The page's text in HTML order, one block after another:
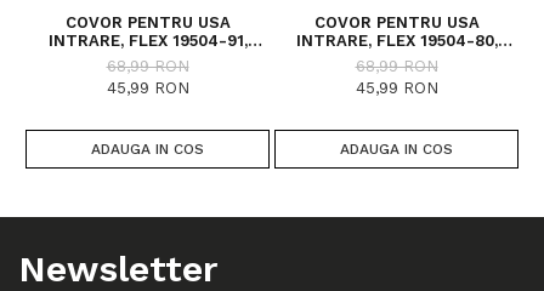
COVOR PENTRU USA
INTRARE, FLEX 19504-91,
ANTIDERAPANT, MARO, 50X80
CM
68,99 RON
45,99 RON
ADAUGA IN COS
COVOR PENTRU USA
INTRARE, FLEX 19504-80,
ANTIDERAPANT, GRI, 50X80
CM
68,99 RON
45,99 RON
ADAUGA IN COS
Newsletter